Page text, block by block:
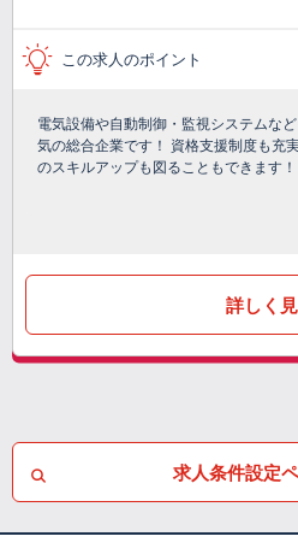
この求人のポイント
電気設備や自動制御・監視システムな
気の総合企業です！ 資格支援制度も充
のスキルアップも図ることもできます！
詳しく
求人条件設定